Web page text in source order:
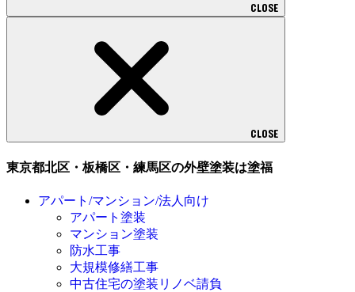
CLOSE
CLOSE
東京都北区・板橋区・練馬区の外壁塗装は塗福
アパート/マンション/法人向け
アパート塗装
マンション塗装
防水工事
大規模修繕工事
中古住宅の塗装リノベ請負